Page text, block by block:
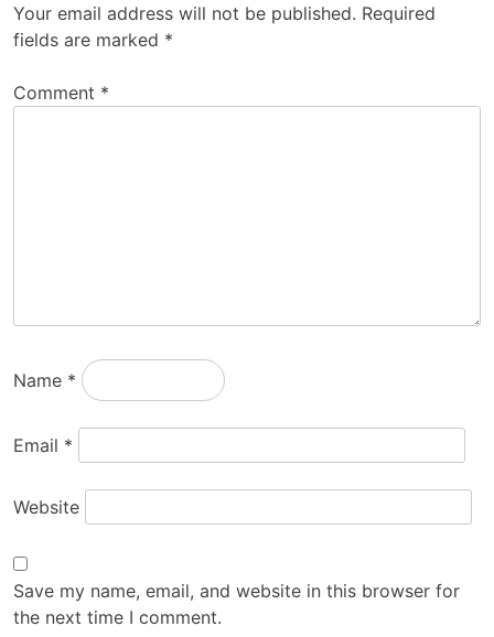
Your email address will not be published. Required
fields are marked *
Comment *
Name *
Email *
Website
Save my name, email, and website in this browser for
the next time I comment.